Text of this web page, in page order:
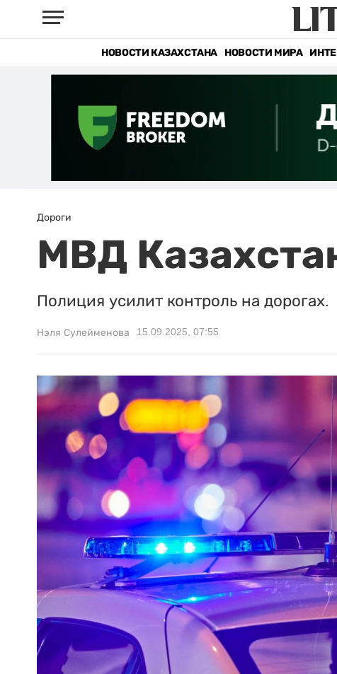
НОВОСТИ КАЗАХСТАНА НОВОСТИ МИРА
Дороги
МВД
Полиция усилит контроль на дорогах.
Нэля Сулейменова 15.09.2025, 07:55